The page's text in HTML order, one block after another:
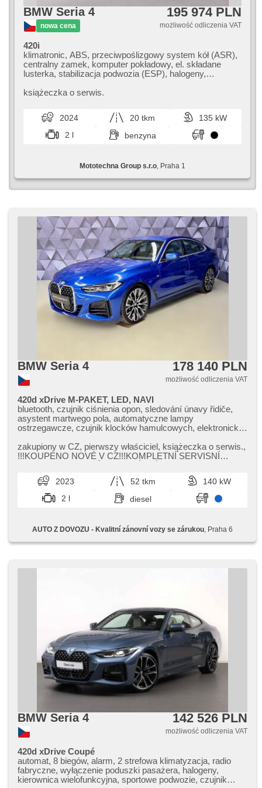
BMW Seria 4
nowa cena
195 974 PLN
możliwość odliczenia VAT
420i
klimatronic, ABS, przeciwpoślizgowy system kół (ASR),
centralny zamek, komputer pokładowy, el. składane
lusterka, stabilizacja podwozia (ESP), halogeny,
tapicerka, czujnik deszczu, przycisk start, czujnik
elektryczna regulacja foteli, podgrzewana kierownica,
asystent pasa ruchu, el. lusterka, wspomaganie układu
kierowniczego, el. opuszczane szyby, radio fabryczne,
automat
książeczka o serwis.
2024 20 tkm
135 kW
2 l
benzyna
Mototechna Group s.r.o , Praha 1
BMW Seria 4 178 140 PLN
możliwość odliczenia VAT
420d xDrive M-PAKET, LED, NAVI
bluetooth, czujnik ciśnienia opon, sledování únavy řidiče,
asystent martwego pola, automatyczne lampy
ostrzegawcze, czujnik klocków hamulcowych, elektronická
stop systém, komputer pokładowy, digitální příjem rádia
(DAB), AUX, USB, nawigacja satelitarna, digitální přístrojový
bezdrátová nabíječka mobilních telefonů, Apple CarPlay,
Android Auto, kierownica wielofunkcyjna, regulowana
kierownica, schowek z klimatyzacją, ambientní osvětlení
interiéru, zadní loketní opěrka, aktywne siedzenie dla
tylne LED, spryskiwacze reflektorów, automatické přepínání
dálkových světel, halogeny, felgi aluminiowe, el. lusterka,
otwieranie bagażnika, centralny zamek, řazení pádly pod
hlasové ovládání palubního počítače, tempomat
dotrzymujący odległość, hands free, parkovací senzory
přední, termometr zewnętrzny, wspomaganie układu
kierowniczego, stabilizacja podwozia (ESP),
przeciwpoślizgowy system kół (ASR), EDS, nouzové
brzdění (PEBS), asystent hamulcowy, automatyczny
hamulec, 7x airbag, napęd 4x4, automat, 8 biegów, spełnia
EURO VI, parkovací kamera, ABS
zakupiony w CZ,​ pierwszy właściciel,​ książeczka o serwis.,​
!!!KOUPENO NOVÉ V CZ!!!KOMPLETNÍ SERVISNÍ
2023 52 tkm
140 kW
2 l
diesel
AUTO Z DOVOZU - Kvalitní zánovní vozy se zárukou , Praha 6
BMW Seria 4 142 526 PLN
możliwość odliczenia VAT
420d xDrive Coupé
automat, 8 biegów, alarm, 2 strefowa klimatyzacja, radio
fabryczne, wyłączenie poduszki pasażera, halogeny,
kierownica wielofunkcyjna, sportowe podwozie, czujnik